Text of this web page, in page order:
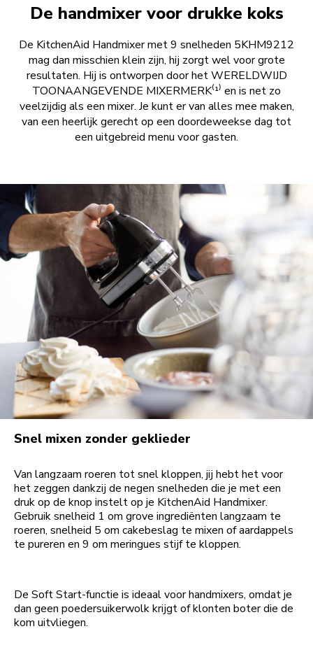
De handmixer voor drukke koks
De KitchenAid Handmixer met 9 snelheden 5KHM9212
mag dan misschien klein zijn, hij zorgt wel voor grote
resultaten. Hij is ontworpen door het WERELDWIJD
TOONAANGEVENDE MIXERMERK⁽¹⁾ en is net zo
veelzijdig als een mixer. Je kunt er van alles mee maken,
van een heerlijk gerecht op een doordeweekse dag tot
een uitgebreid menu voor gasten.
Snel mixen zonder geklieder
Van langzaam roeren tot snel kloppen, jij hebt het voor
het zeggen dankzij de negen snelheden die je met een
druk op de knop instelt op je KitchenAid Handmixer.
Gebruik snelheid 1 om grove ingrediënten langzaam te
roeren, snelheid 5 om cakebeslag te mixen of aardappels
te pureren en 9 om meringues stijf te kloppen.
De Soft Start-functie is ideaal voor handmixers, omdat je
dan geen poedersuikerwolk krijgt of klonten boter die de
kom uitvliegen.